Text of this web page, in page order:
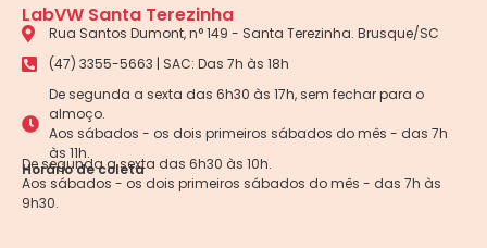
LabVW Santa Terezinha
Rua Santos Dumont, n° 149 - Santa Terezinha. Brusque/SC
(47) 3355-5663 | SAC: Das 7h às 18h
De segunda a sexta das 6h30 às 17h, sem fechar para o
almoço.
Aos sábados - os dois primeiros sábados do mês - das 7h
às 11h.
Horário de coleta
De segunda a sexta das 6h30 às 10h.
Aos sábados - os dois primeiros sábados do mês - das 7h às
9h30.